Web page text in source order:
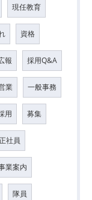
現任教育
資格
報 採用Q&A
業 一般事務
用 募集
社員
業案内
隊員